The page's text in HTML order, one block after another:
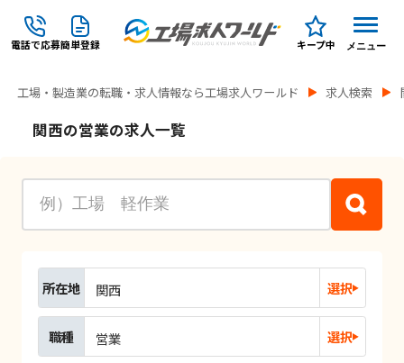
電話で応募簡単登録 キープ中 メニュー
工場・製造業の転職・求人情報なら工場求人ワールド 求人検索
関西の営業の求人一覧
所在地 関西 選択
職種 営業 選択